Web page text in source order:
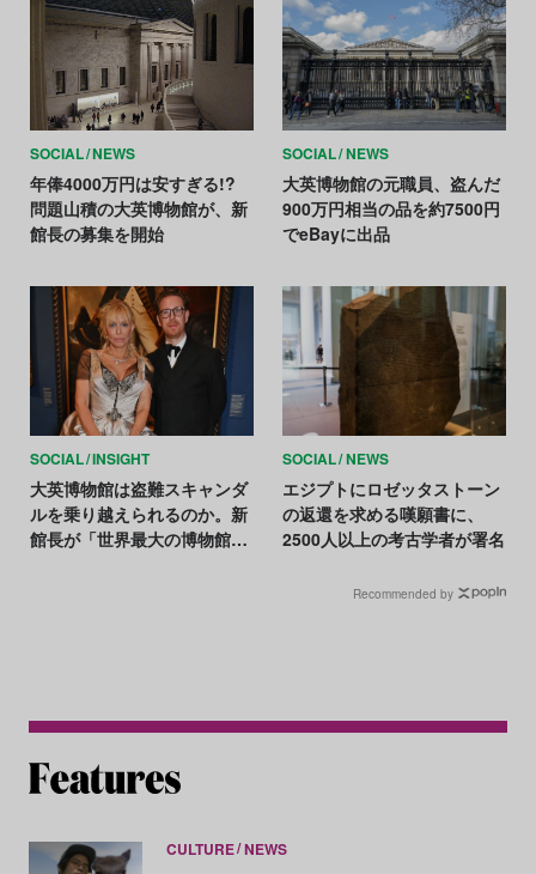
SOCIAL NEWS
年俸4000万円は安すぎる!?
問題山積の大英博物館が、新
館長の募集を開始
SOCIAL NEWS
大英博物館の元職員、盗んだ
900万円相当の品を約7500円
でeBayに出品
SOCIAL INSIGHT
大英博物館は盗難スキャンダ
ルを乗り越えられるのか。新
館長が「世界最大の博物館変
SOCIAL NEWS
エジプトにロゼッタストーン
の返還を求める嘆願書に、
2500人以上の考古学者が署名
Recommended by
CULTURE NEWS